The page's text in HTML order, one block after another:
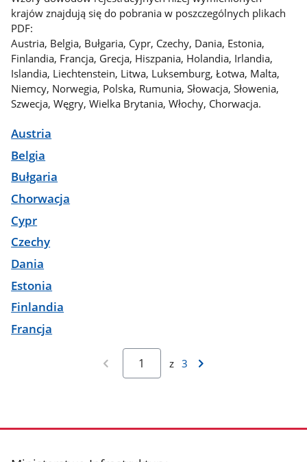
krajów znajdują się do pobrania w poszczególnych plikach
PDF:
Austria, Belgia, Bułgaria, Cypr, Czechy, Dania, Estonia,
Finlandia, Francja, Grecja, Hiszpania, Holandia, Irlandia,
Islandia, Liechtenstein, Litwa, Luksemburg, Łotwa, Malta,
Niemcy, Norwegia, Polska, Rumunia, Słowacja, Słowenia,
Szwecja, Węgry, Wielka Brytania, Włochy, Chorwacja.
Austria
Belgia
Bułgaria
Chorwacja
Cypr
Czechy
Dania
Estonia
Finlandia
Francja
z 3